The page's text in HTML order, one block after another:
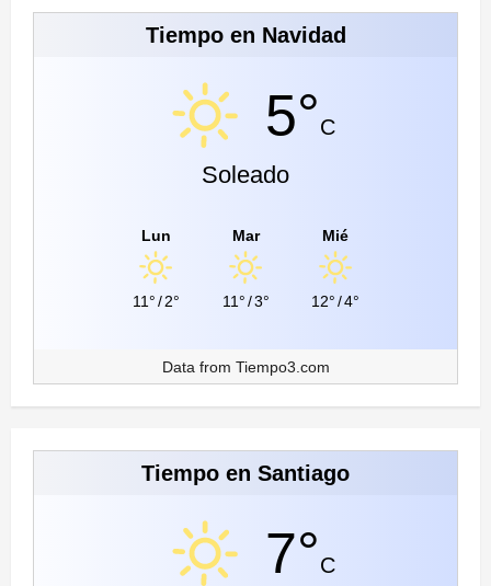
Tiempo en Navidad
5°C
Soleado
Lun
11°/ 2°
Mar
11°/3°
Mié
12°/4°
Data from Tiempo3.com
Tiempo en Santiago
7°C